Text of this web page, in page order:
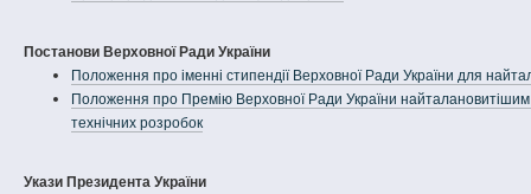
Постанови Верховної Ради України
Положення про іменні стипендії Верховної Ради України для
Положення про Премію Верховної Ради України
технічних розробок
Укази Президента України